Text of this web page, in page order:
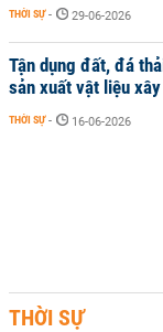
THỜI SỰ - 29-06-2026
Tận dụng đất, đá
sản xuất vật liệu
THỜI SỰ - 16-06-2026
THỜI SỰ